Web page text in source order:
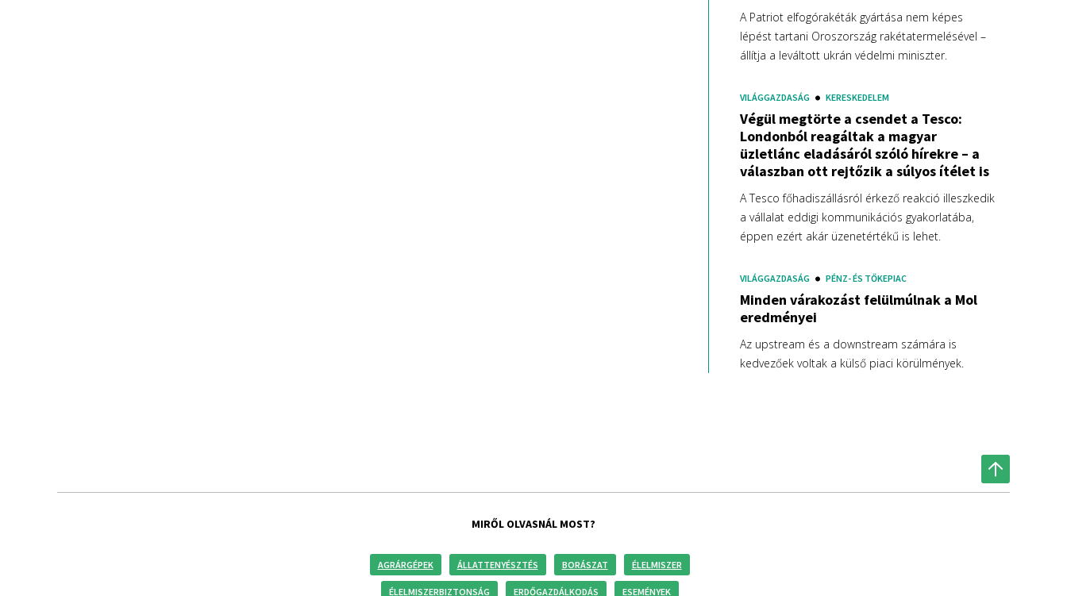
A Patriot elfogórakéták gyártása nem képes
lépést tartani Oroszország rakétatermelésével –
állítja a leváltott ukrán védelmi miniszter.
VILÁGGAZDASÁG KERESKEDELEM
Végül megtörte a csendet a Tesco:
Londonból reagáltak a magyar
üzletlánc eladásáról szóló hírekre – a
válaszban ott rejtőzik a súlyos ítélet is
A Tesco főhadiszállásról érkező reakció illeszkedik
a vállalat eddigi kommunikációs gyakorlatába,
éppen ezért akár üzenetértékű is lehet.
VILÁGGAZDASÁG PÉNZ- ÉS TŐKEPIAC
Minden várakozást felülmúlnak a Mol
eredményei
Az upstream és a downstream számára is
kedvezőek voltak a külső piaci körülmények.
MIRŐL OLVASNÁL MOST?
AGRÁRGÉPEK ÁLLATTENYÉSZTÉS BORÁSZAT ÉLELMISZER
ÉLELMISZERBIZTONSÁG ERDŐGAZDÁLKODÁS ESEMÉNYEK